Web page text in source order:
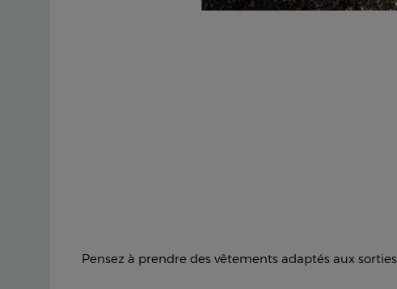
Pensez à prendre des vêtements adaptés aux